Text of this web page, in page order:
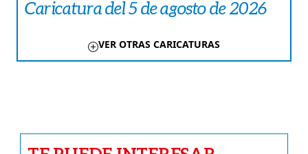
Caricatura del 5 de agosto de 2026
VER OTRAS CARICATURAS
José cumplió 119 años y quieren
registrarlo en los récords